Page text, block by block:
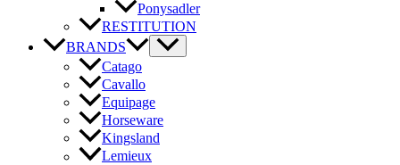
Ponysadler
RESTITUTION
BRANDS
Catago
Cavallo
Equipage
Horseware
Kingsland
Lemieux